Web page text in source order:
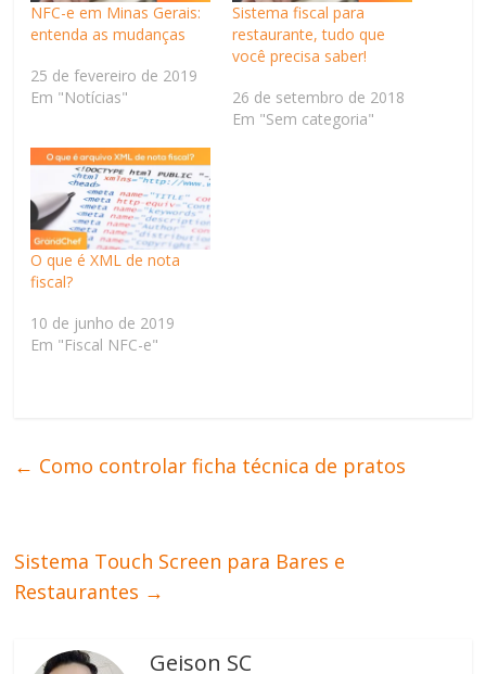
NFC-e em Minas Gerais:
entenda as mudanças
25 de fevereiro de 2019
Em "Notícias"
Sistema fiscal para
restaurante, tudo que
você precisa saber!
26 de setembro de 2018
Em "Sem categoria"
O que é XML de nota
fiscal?
10 de junho de 2019
Em "Fiscal NFC-e"
← Como controlar ficha técnica de pratos
Sistema Touch Screen para Bares e
Restaurantes →
Geison SC